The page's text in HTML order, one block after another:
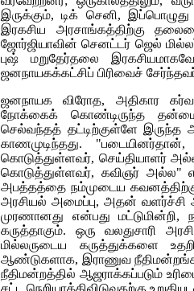
இருக்கும், டிக் செனி,
இரகசிய அரசாங்கத்திற்கு
ஜோர்ஜியாவின் செனட்டர் ஜெல்
புஷ் மறுதேர்தலை
ஜனநாயகக்கட்சிப் பிரிவைச்
ஜனநாயக விரோத, அதிகார
நோக்கைக் கொண்டிருந்த
செல்வந்தத் தட்டிற்குள்ளே இருந்த
காணமுடிந்தது.
கொடுத்துள்ளவர், செய்தியாளர்
கொடுத்துள்ளவர், கவிஞர் அல்ல"
அபத்தத்தை நம்முடைய
அரசியல் அமைப்பு, அதன் வளர்ச்சி
முரணானது என்பது மட்டுமின்றி,
கருத்தாகும். ஒரு வலதுசாரி
மில்லருடைய கருத்துக்களை
ஆண்டுகளாக, இராணுவ
நீதிமன்றத்தில் ஆஜராக்கப்படும்
சட்ட நெறியாக்கிவிடுவதற்கு